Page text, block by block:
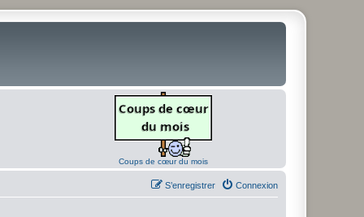
Coups de cœur du mois
Connexion
S’enregistrer